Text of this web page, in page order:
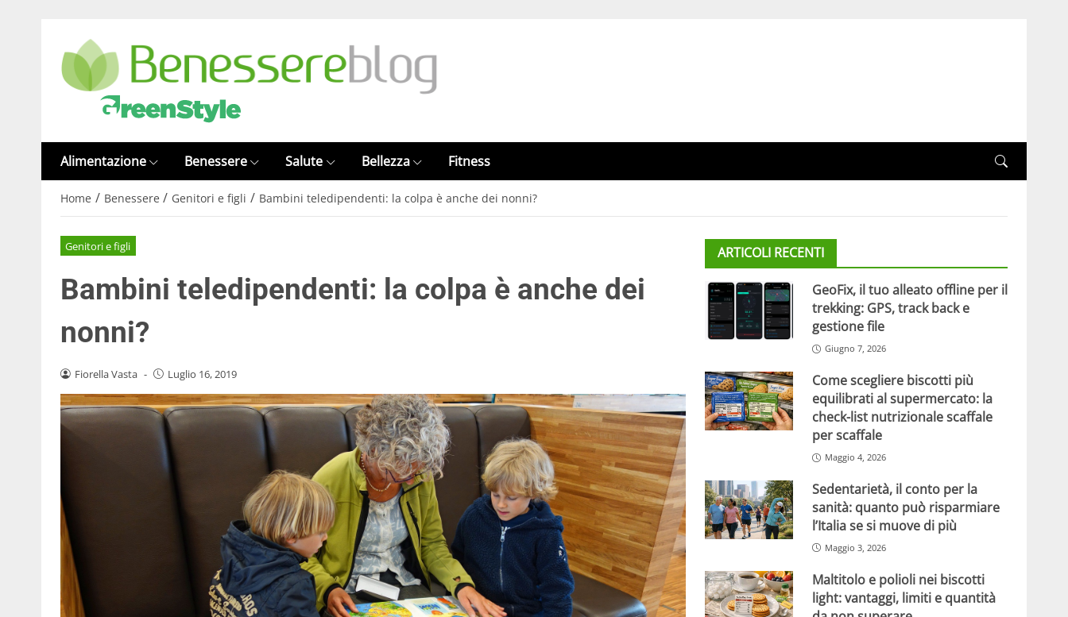
Alimentazione Benessere Salute Bellezza Fitness
Home / Benessere / Genitori e figli / Bambini teledipendenti: la colpa è anche dei nonni?
Genitori e figli
Bambini teledipendenti: la colpa è anche dei
nonni?
Fiorella Vasta - Luglio 16, 2019
ARTICOLI RECENTI
GeoFix, il tuo alleato offline per il
trekking: GPS, track back e
gestione file
Giugno 7, 2026
Come scegliere biscotti più
equilibrati al supermercato: la
check-list nutrizionale scaffale
per scaffale
Maggio 4, 2026
Sedentarietà, il conto per la
sanità: quanto può risparmiare
l’Italia se si muove di più
Maggio 3, 2026
Maltitolo e polioli nei biscotti
light: vantaggi, limiti e quantità